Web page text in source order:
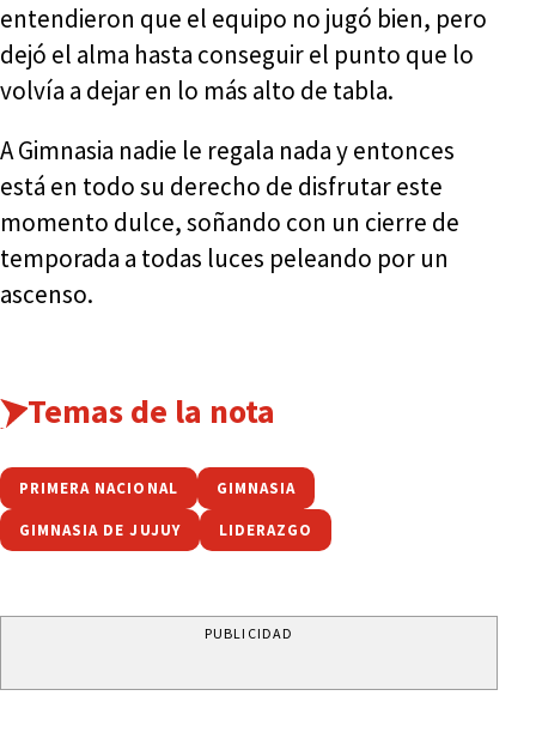
entendieron que el equipo no jugó bien, pero
dejó el alma hasta conseguir el punto que lo
volvía a dejar en lo más alto de tabla.
A Gimnasia nadie le regala nada y entonces
está en todo su derecho de disfrutar este
momento dulce, soñando con un cierre de
temporada a todas luces peleando por un
ascenso.
Temas de la nota
PRIMERA NACIONAL GIMNASIA
GIMNASIA DE JUJUY LIDERAZGO
PUBLICIDAD